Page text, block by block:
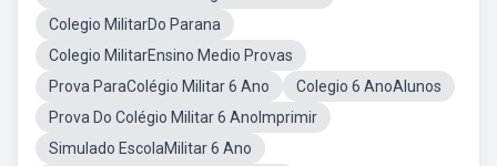
Colegio MilitarDo Parana
Colegio MilitarEnsino Medio Provas
Prova ParaColégio Militar 6 Ano
Colegio 6 AnoAlunos
Prova Do Colégio Militar 6 AnoImprimir
Simulado EscolaMilitar 6 Ano